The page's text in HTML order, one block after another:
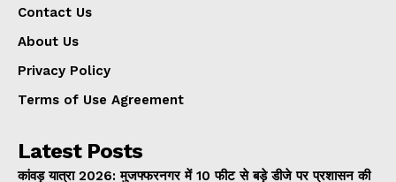
Contact Us
About Us
Privacy Policy
Terms of Use Agreement
Latest Posts
कांवड़ यात्रा 2026: मुजफ्फरनगर में 10 फीट से बड़े डीजे पर प्रशासन की